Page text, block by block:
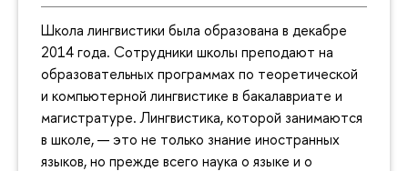
Школа лингвистики была образована в декабре
2014 года. Сотрудники школы преподают на
образовательных программах по теоретической
и компьютерной лингвистике в бакалавриате и
магистратуре. Лингвистика, которой занимаются
в школе, — это не только знание иностранных
языков, но прежде всего наука о языке и о